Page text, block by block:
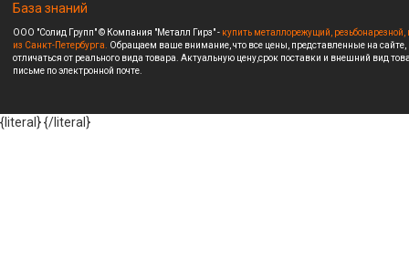
База знаний
ООО "Солид Групп" © Компания "Металл Гирз" - купить металлорежущий,
из Санкт-Петербурга. Обращаем ваше внимание, что все цены, представленные на
отличаться от реального вида товара. Актуальную цену,срок поставки и внешний вид
письме по электронной почте.
{literal}{/literal}